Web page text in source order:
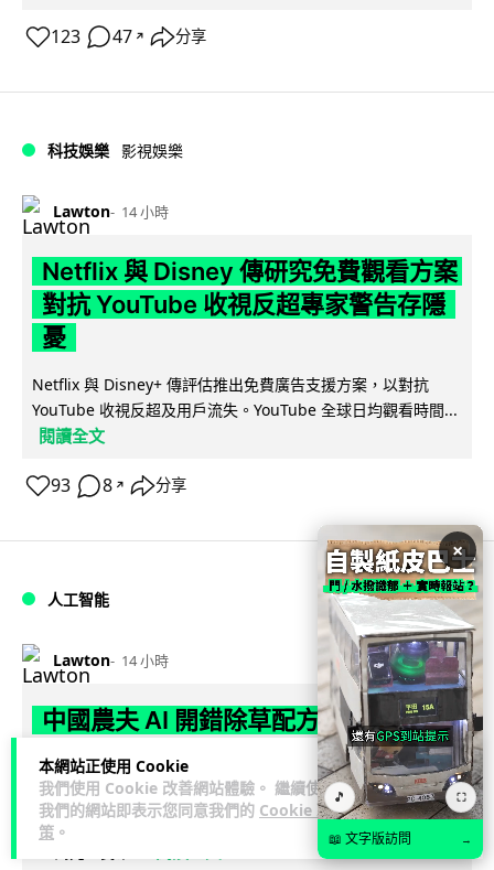
本網站正使用 Cookie
我們使用 Cookie 改善網站體驗。 繼續使用
我們的網站即表示您同意我們的 Cookie 政
策 。
123 47 ↗ 分享
科技娛樂 影視娛樂
Lawton 14 小時
Netflix 與 Disney 傳研究免費觀看方案
對抗 YouTube 收視反超專家警告存隱
憂
Netflix 與 Disney+ 傳評估推出免費廣告支援方案，以對抗
YouTube 收視反超及用戶流失。YouTube 全球日均觀看時間...
閱讀全文
93 8 ↗ 分享
人工智能
Lawton 14 小時
中國農夫 AI 開錯除草配方 AI 幻覺累老
農蝕 17 萬 150 畝芝麻苗一夜枯死
中國安徽滁州一名 67 歲農民按 AI 生成農藥配方為芝麻田除
草，結果 150 畝芝麻苗一夜之間與雜草一同枯死，估計損失約
×
🎵 ⛶
📖 文字版訪問 →